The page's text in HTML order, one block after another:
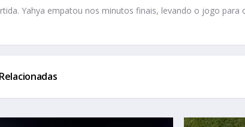
Yahya empatou nos minutos finais, levando o jogo para